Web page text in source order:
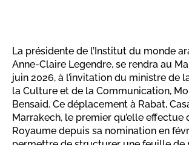
La présidente de l’Institut du monde
Anne-Claire Legendre, se rendra au
juin 2026, à l’invitation du ministre de
la Culture et de la Communication,
Bensaid. Ce déplacement à Rabat,
Marrakech, le premier qu’elle effectue
Royaume depuis sa nomination en